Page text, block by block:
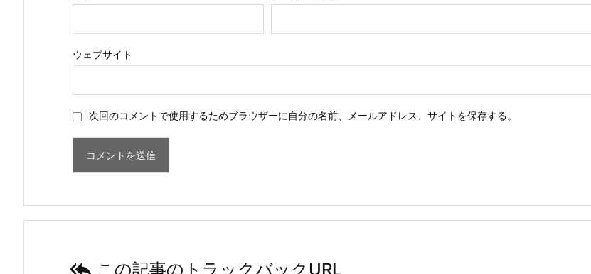
ウェブサイト
次回のコメントで使用するためブラウザーに自分の名前、メールアドレス、サイトを保存する。
 この記事のトラックバックURL